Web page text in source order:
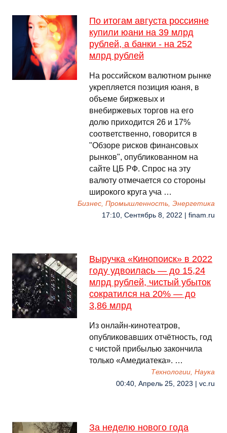
По итогам августа россияне
купили юани на 39 млрд
рублей, а банки - на 252
млрд рублей
На российском валютном рынке
укрепляется позиция юаня, в
объеме биржевых и
внебиржевых торгов на его
долю приходится 26 и 17%
соответственно, говорится в
"Обзоре рисков финансовых
рынков", опубликованном на
сайте ЦБ РФ. Спрос на эту
валюту отмечается со стороны
широкого круга уча …
Бизнес, Промышленность, Энергетика
17:10, Сентябрь 8, 2022 | finam.ru
Выручка «Кинопоиск» в 2022
году удвоилась — до 15,24
млрд рублей, чистый убыток
сократился на 20% — до
3,86 млрд
Из онлайн-кинотеатров,
опубликовавших отчётность, год
с чистой прибылью закончила
только «Амедиатека». …
Технологии, Наука
00:40, Апрель 25, 2023 | vc.ru
За неделю нового года